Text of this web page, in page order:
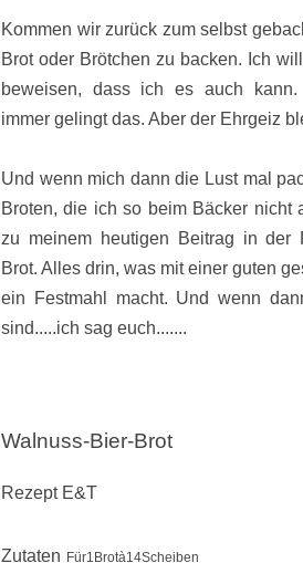
Kommen wir zurück zum selbst
Brot oder Brötchen zu backen. Ich
beweisen, dass ich es auch
immer gelingt das. Aber der Ehrgeiz
Und wenn mich dann die Lust mal
Broten, die ich so beim Bäcker nicht
zu meinem heutigen Beitrag in der
Brot. Alles drin, was mit einer guten
ein Festmahl macht. Und wenn
sind.....ich sag euch.......
Walnuss-Bier-Brot
Rezept E&T
Zutaten Für1Brotà14Scheiben